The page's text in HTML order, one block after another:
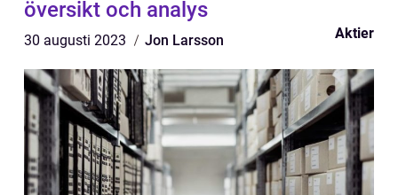
översikt och analys
30 augusti 2023 Jon Larsson Aktier